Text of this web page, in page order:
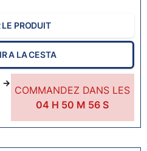
→
COMMANDEZ DANS LES
04 H 50 M 55 S
LE PRODUIT
A LA CESTA